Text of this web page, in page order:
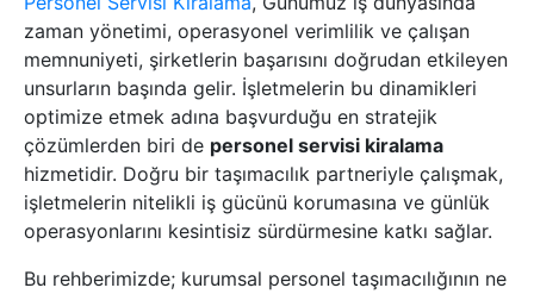
zaman yönetimi, operasyonel verimlilik ve çalışan
memnuniyeti, şirketlerin başarısını doğrudan etkileyen
unsurların başında gelir. İşletmelerin bu dinamikleri
optimize etmek adına başvurduğu en stratejik
çözümlerden biri de personel servisi kiralama
hizmetidir. Doğru bir taşımacılık partneriyle çalışmak,
işletmelerin nitelikli iş gücünü korumasına ve günlük
operasyonlarını kesintisiz sürdürmesine katkı sağlar.
Bu rehberimizde; kurumsal personel taşımacılığının ne